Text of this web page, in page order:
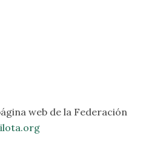
web de la Federación